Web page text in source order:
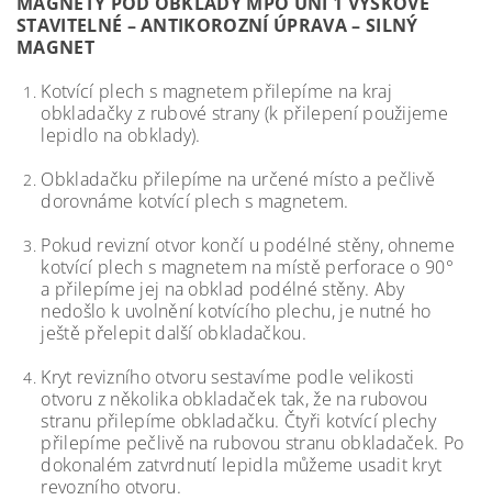
STAVITELNÉ – ANTIKOROZNÍ ÚPRAVA – SILNÝ
MAGNET
Kotvící plech s magnetem přilepíme na kraj
obkladačky z rubové strany (k přilepení použijeme
lepidlo na obklady).
Obkladačku přilepíme na určené místo a pečlivě
dorovnáme kotvící plech s magnetem.
Pokud revizní otvor končí u podélné stěny, ohneme
kotvící plech s magnetem na místě perforace o 90°
a přilepíme jej na obklad podélné stěny. Aby
nedošlo k uvolnění kotvícího plechu, je nutné ho
ještě přelepit další obkladačkou.
Kryt revizního otvoru sestavíme podle velikosti
otvoru z několika obkladaček tak, že na rubovou
stranu přilepíme obkladačku. Čtyři kotvící plechy
přilepíme pečlivě na rubovou stranu obkladaček. Po
dokonalém zatvrdnutí lepidla můžeme usadit kryt
revozního otvoru.